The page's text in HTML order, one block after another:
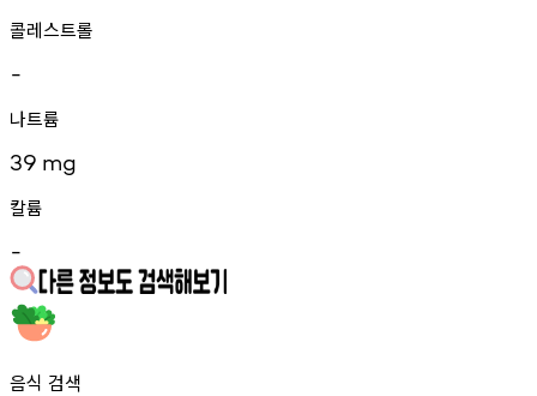
콜레스트롤
-
나트륨
39 mg
칼륨
-
음식 검색